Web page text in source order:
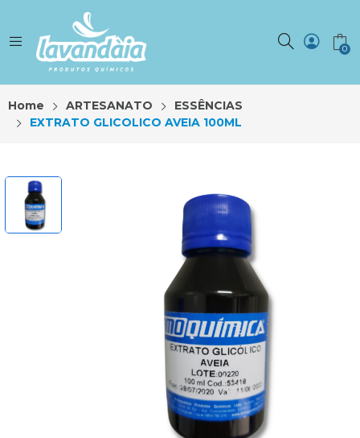
0
Home ARTESANATO
ESSÊNCIAS
EXTRATO GLICOLICO AVEIA 100ML